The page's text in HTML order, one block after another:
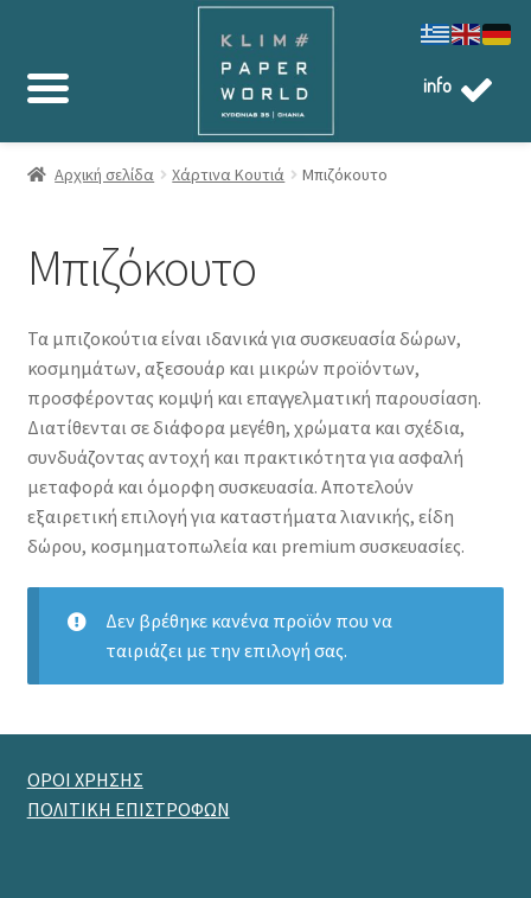
Αρχική σελίδα Χάρτινα Κουτιά Μπιζόκουτο
Μπιζόκουτο
Τα μπιζοκούτια είναι ιδανικά για συσκευασία δώρων,
κοσμημάτων, αξεσουάρ και μικρών προϊόντων,
προσφέροντας κομψή και επαγγελματική παρουσίαση.
Διατίθενται σε διάφορα μεγέθη, χρώματα και σχέδια,
συνδυάζοντας αντοχή και πρακτικότητα για ασφαλή
μεταφορά και όμορφη συσκευασία. Αποτελούν
εξαιρετική επιλογή για καταστήματα λιανικής, είδη
δώρου, κοσμηματοπωλεία και premium συσκευασίες.
Δεν βρέθηκε κανένα προϊόν που να
ταιριάζει με την επιλογή σας.
ΟΡΟΙ ΧΡΗΣΗΣ
ΠΟΛΙΤΙΚΗ ΕΠΙΣΤΡΟΦΩΝ
info